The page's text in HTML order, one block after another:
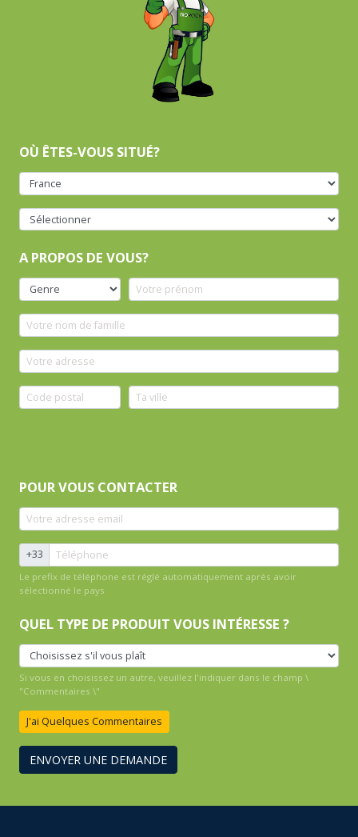
OÙ ÊTES-VOUS SITUÉ?
A PROPOS DE VOUS?
POUR VOUS CONTACTER
+33
Le prefix de téléphone est réglé automatiquement après avoir
sélectionné le pays
QUEL TYPE DE PRODUIT VOUS INTÉRESSE ?
Si vous en choisissez un autre, veuillez l'indiquer dans le champ \
"Commentaires \"
J'ai Quelques Commentaires
ENVOYER UNE DEMANDE